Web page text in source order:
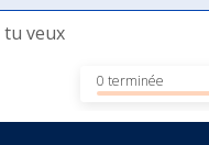
veux
0 terminée